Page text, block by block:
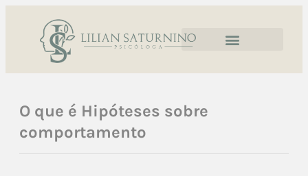
O que é Hipóteses sobre
comportamento